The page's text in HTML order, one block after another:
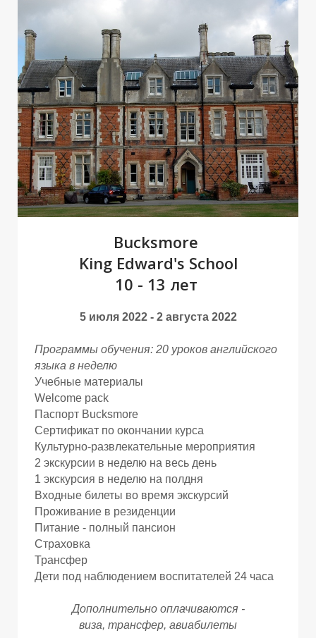
В
Bucksmore
King Edward's School
10 - 13 лет
5 июля 2022 - 2 августа 2022
Программы обучения: 20 уроков английского
языка в неделю
Учебные материалы
Welcome pack
Паспорт Bucksmore
Сертификат по окончании курса
Культурно-развлекательные мероприятия
2 экскурсии в неделю на весь день
1 экскурсия в неделю на полдня
Входные билеты во время экскурсий
Проживание в резиденции
Питание - полный пансион
Страховка
Трансфер
Дети под наблюдением воспитателей 24 часа
Дополнительно оплачиваются -
виза, трансфер, авиабилеты
В